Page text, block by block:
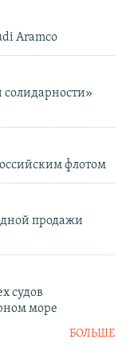
Aramco
флотом
продажи
судов
море
БОЛЬШЕ